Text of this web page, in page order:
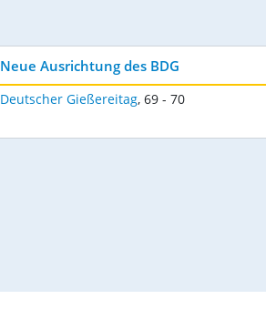
Neue Ausrichtung des BDG
Deutscher Gießereitag, 69 - 70